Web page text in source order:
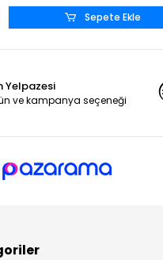
Sepete Ekle
Yelpazesi
ve kampanya seçeneği